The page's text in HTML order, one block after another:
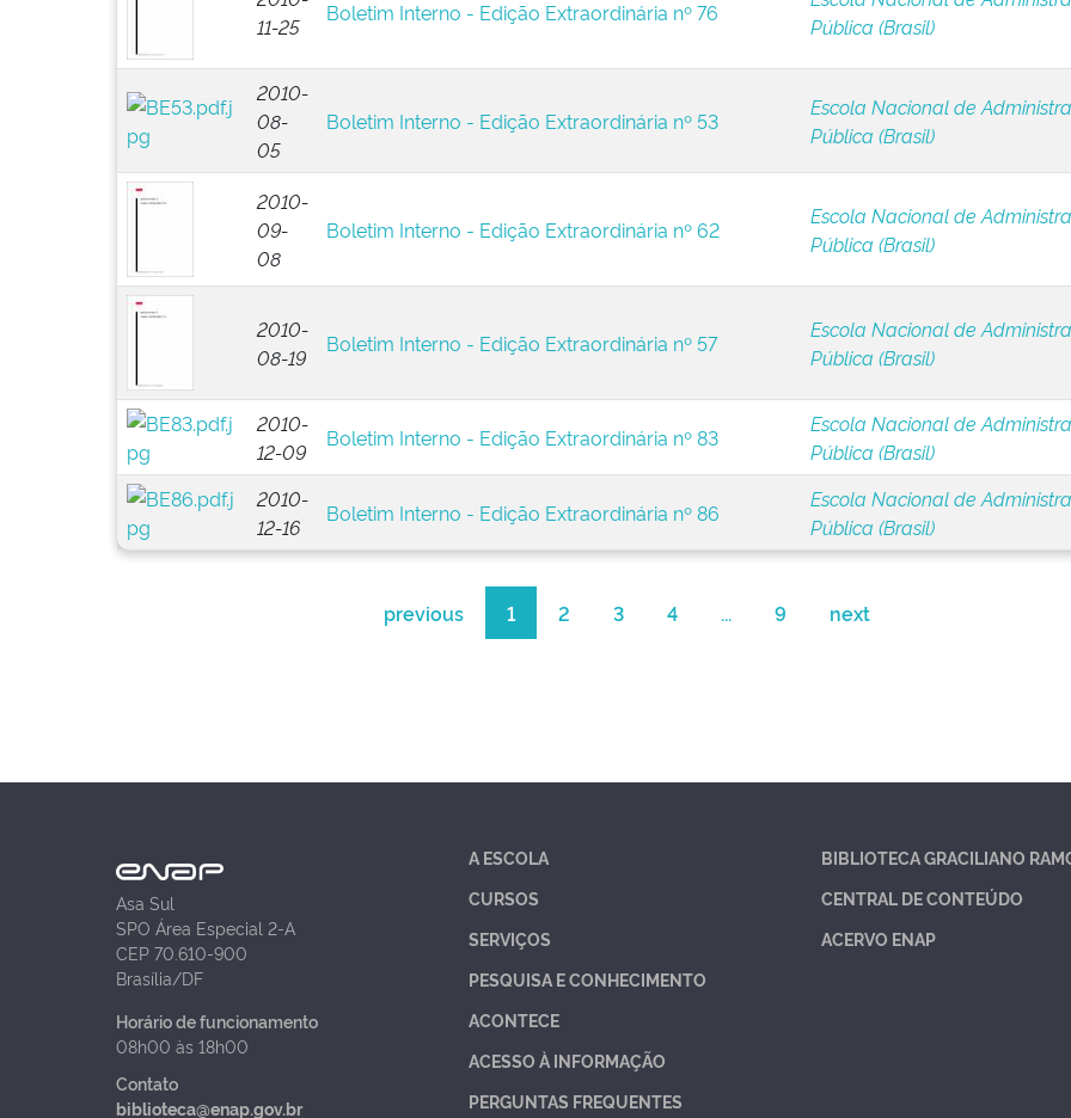
11-25
Boletim Interno - Edição Extraordinária nº 76
Pública (Brasil)
2010-
08-
05
Boletim Interno - Edição Extraordinária nº 53
Escola Nacional de
Pública (Brasil)
2010-
09-
08
Boletim Interno - Edição Extraordinária nº 62
Escola Nacional de
Pública (Brasil)
2010-
08-19
Boletim Interno - Edição Extraordinária nº 57
Escola Nacional de
Pública (Brasil)
2010-
12-09
Boletim Interno - Edição Extraordinária nº 83
Escola Nacional de
Pública (Brasil)
2010-
12-16
Boletim Interno - Edição Extraordinária nº 86
Escola Nacional de
Pública (Brasil)
previous 1 2 3 4 ... 9 next
Asa Sul
SPO Área Especial 2-A
CEP 70.610-900
Brasília/DF
Horário de funcionamento
08h00 às 18h00
Contato
biblioteca@enap.gov.br
A ESCOLA
CURSOS
SERVIÇOS
PESQUISA E CONHECIMENTO
ACONTECE
ACESSO À INFORMAÇÃO
PERGUNTAS FREQUENTES
BIBLIOTECA GRACILIANO
CENTRAL DE CONTEÚDO
ACERVO ENAP